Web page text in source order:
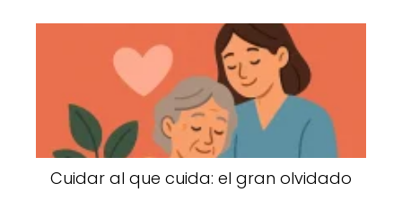
Cuidar al que cuida: el gran olvidado